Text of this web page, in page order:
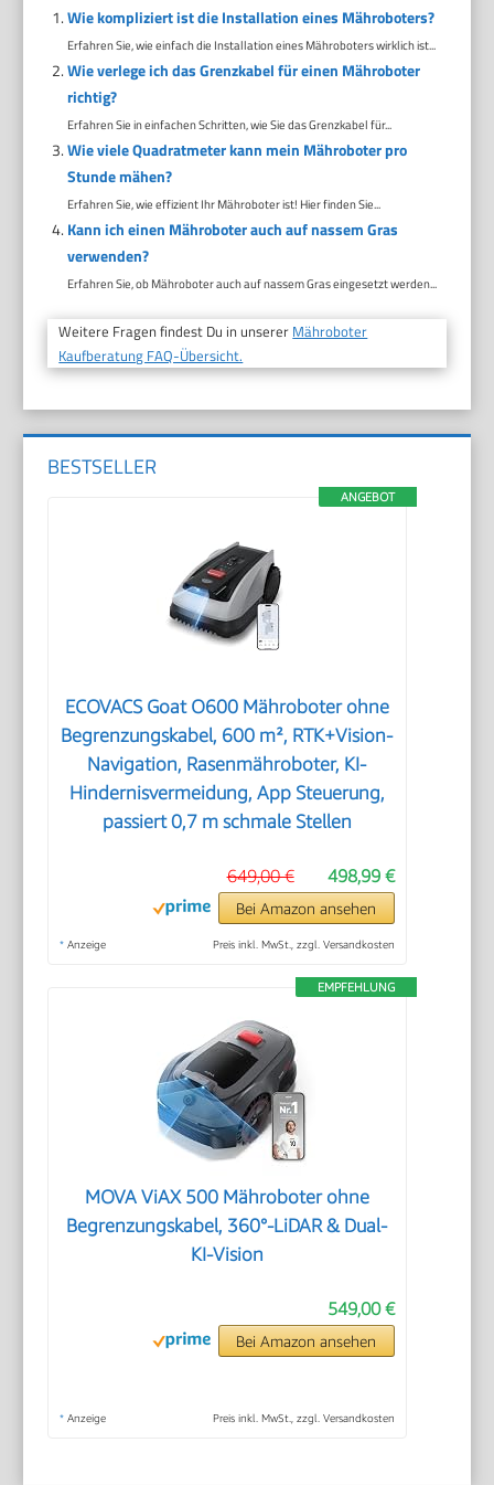
Wie kompliziert ist die Installation eines Mähroboters?
Erfahren Sie, wie einfach die Installation eines Mähroboters wirklich ist...
Wie verlege ich das Grenzkabel für einen Mähroboter
richtig?
Erfahren Sie in einfachen Schritten, wie Sie das Grenzkabel für...
Wie viele Quadratmeter kann mein Mähroboter pro
Stunde mähen?
Erfahren Sie, wie effizient Ihr Mähroboter ist! Hier finden Sie...
Kann ich einen Mähroboter auch auf nassem Gras
verwenden?
Erfahren Sie, ob Mähroboter auch auf nassem Gras eingesetzt werden...
Weitere Fragen findest Du in unserer Mähroboter
Kaufberatung FAQ-Übersicht.
BESTSELLER
ANGEBOT
ECOVACS Goat O600 Mähroboter ohne
Begrenzungskabel, 600 m², RTK+Vision-
Navigation, Rasenmähroboter, KI-
Hindernisvermeidung, App Steuerung,
passiert 0,7 m schmale Stellen
498,99 €
649,00 €
Bei Amazon ansehen
* Anzeige Preis inkl. MwSt., zzgl. Versandkosten
EMPFEHLUNG
MOVA ViAX 500 Mähroboter ohne
Begrenzungskabel, 360°-LiDAR & Dual-
KI-Vision
549,00 €
Bei Amazon ansehen
* Anzeige Preis inkl. MwSt., zzgl. Versandkosten